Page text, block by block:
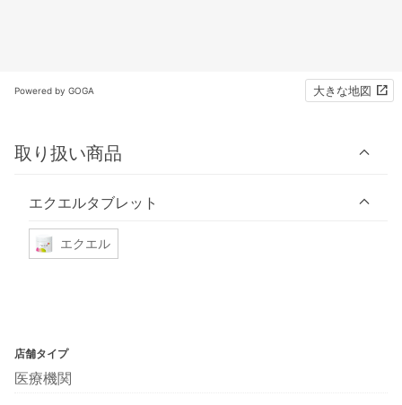
Powered by GOGA 大きな地図
取り扱い商品
エクエルタブレット
エクエル
店舗タイプ
医療機関